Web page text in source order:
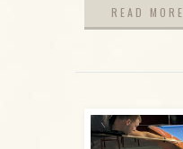
READ MORE